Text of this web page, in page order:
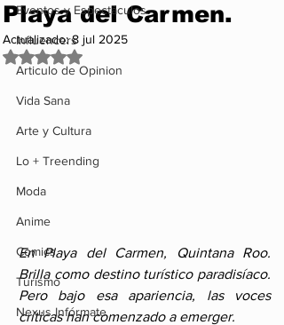
Eventos y Espectáculos
Influencers
Articulo de Opinion
Vida Sana
Arte y Cultura
Lo + Treending
Moda
Anime
Comics
Turismo
Nexus Infórmate
Playa del Carmen.
Actualizado:8 jul 2025
Obtuvo NaN de 5 estrellas.
En Playa del Carmen, Quintana Roo.
Brilla como destino turístico paradisíaco.
Pero bajo esa apariencia, las voces
críticas han comenzado a emerger.